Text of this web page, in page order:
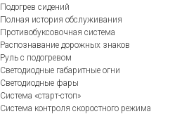
Подогрев сидений
Полная история обслуживания
Противобуксовочная система
Распознавание дорожных знаков
Руль с подогревом
Светодиодные габаритные огни
Светодиодные фары
Система «старт-стоп»
Система контроля скоростного режима